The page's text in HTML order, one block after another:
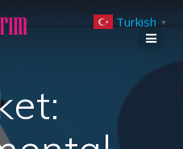
to
Turkish ▼